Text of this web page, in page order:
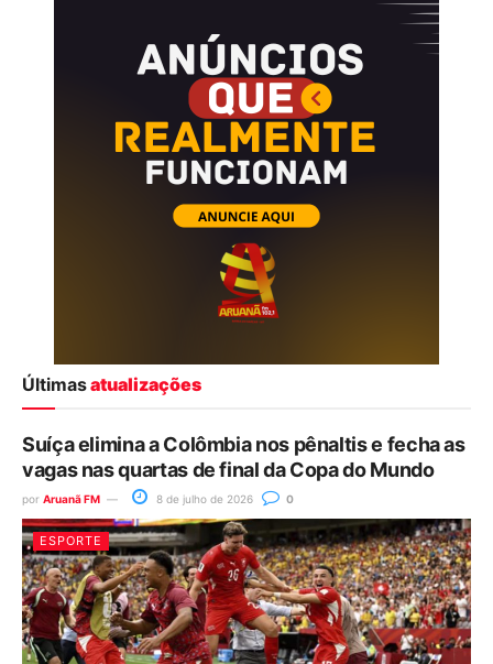
Últimasatualizações
Suíça elimina a Colômbia nos pênaltis e fecha as
vagas nas quartas de final da Copa do Mundo
por Aruanã FM 8 de julho de 2026 0
ESPORTE